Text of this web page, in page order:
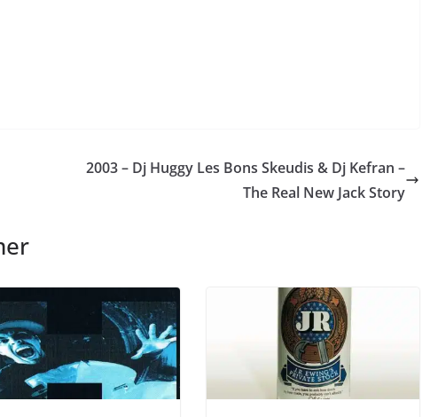
2003 – Dj Huggy Les Bons Skeudis & Dj Kefran –
The Real New Jack Story